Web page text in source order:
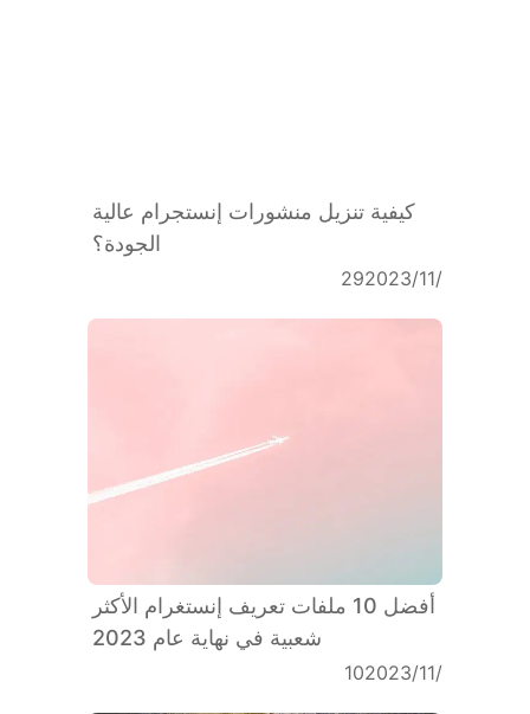
كيفية تنزيل منشورات إنستجرام عالية
الجودة؟
29‏/11‏/2023
أفضل 10 ملفات تعريف إنستغرام الأكثر
شعبية في نهاية عام 2023
10‏/11‏/2023